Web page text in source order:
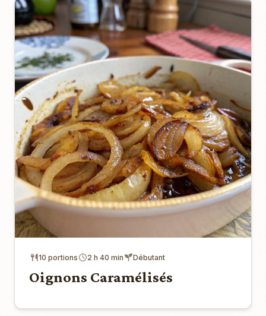
10 portions 2 h 40 min Débutant
Oignons Caramélisés